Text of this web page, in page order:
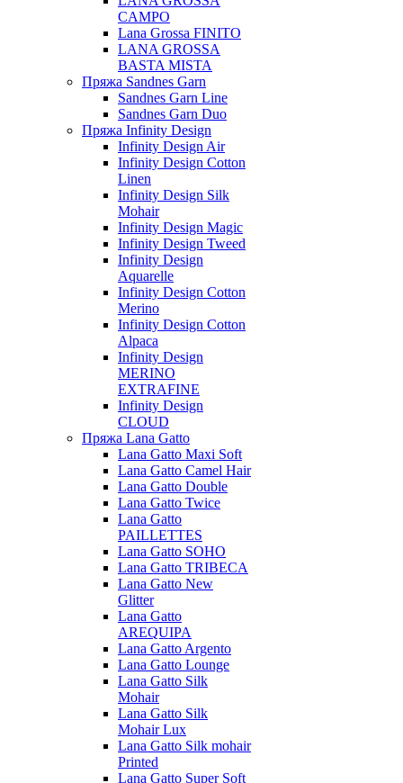
CAMPO
Lana Grossa FINITO
LANA GROSSA
BASTA MISTA
Пряжа Sandnes Garn
Sandnes Garn Line
Sandnes Garn Duo
Пряжа Infinity Design
Infinity Design Air
Infinity Design Cotton
Linen
Infinity Design Silk
Mohair
Infinity Design Magic
Infinity Design Tweed
Infinity Design
Aquarelle
Infinity Design Cotton
Merino
Infinity Design Cotton
Alpaca
Infinity Design
MERINO
EXTRAFINE
Infinity Design
CLOUD
Пряжа Lana Gatto
Lana Gatto Maxi Soft
Lana Gatto Camel Hair
Lana Gatto Double
Lana Gatto Twice
Lana Gatto
PAILLETTES
Lana Gatto SOHO
Lana Gatto TRIBECA
Lana Gatto New
Glitter
Lana Gatto
AREQUIPA
Lana Gatto Argento
Lana Gatto Lounge
Lana Gatto Silk
Mohair
Lana Gatto Silk
Mohair Lux
Lana Gatto Silk mohair
Printed
Lana Gatto Super Soft